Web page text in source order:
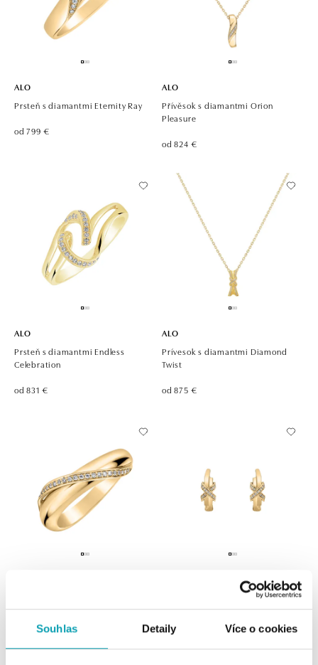
Souhlas Detaily Více o cookies
ALO
Prsteň s diamantmi Eternity Ray
od 799 €
ALO
Přívěsok s diamantmi Orion
Pleasure
od 824 €
ALO
Prsteň s diamantmi Endless
Celebration
od 831 €
ALO
Prívesok s diamantmi Diamond
Twist
od 875 €
od 887 €
Náušnice s diamantmi Sparkling
Galaxy
od 902 €